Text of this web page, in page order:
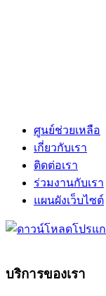
ศูนย์ช่วยเหลือ
เกี่ยวกับเรา
ติดต่อเรา
ร่วมงานกับเรา
แผนผังเว็บไซต์
บริการของเรา